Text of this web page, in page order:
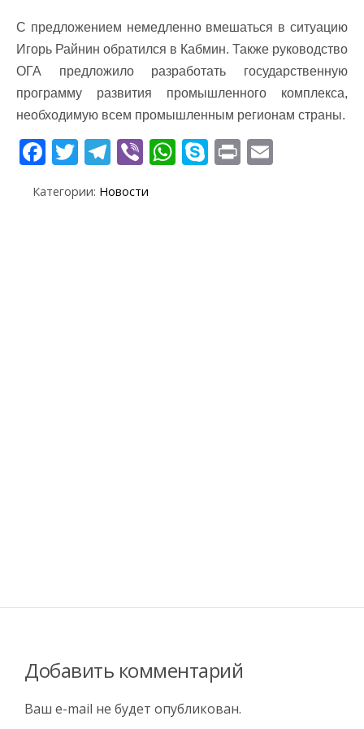
С предложением немедленно вмешаться в ситуацию
Игорь Райнин обратился в Кабмин. Также руководство
ОГА предложило разработать государственную
программу развития промышленного комплекса,
необходимую всем промышленным регионам страны.
F
e
T
itt
T
e
Vi
er
W S Pr
Категории: Новости
Добавить комментарий
Ваш e-mail не будет опубликован.